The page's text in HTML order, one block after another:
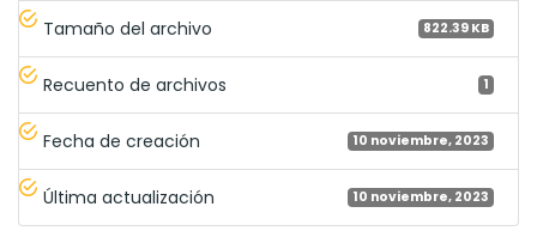
Tamaño del archivo 822.39 KB
Recuento de archivos 1
Fecha de creación 10 noviembre, 2023
Última actualización 10 noviembre, 2023